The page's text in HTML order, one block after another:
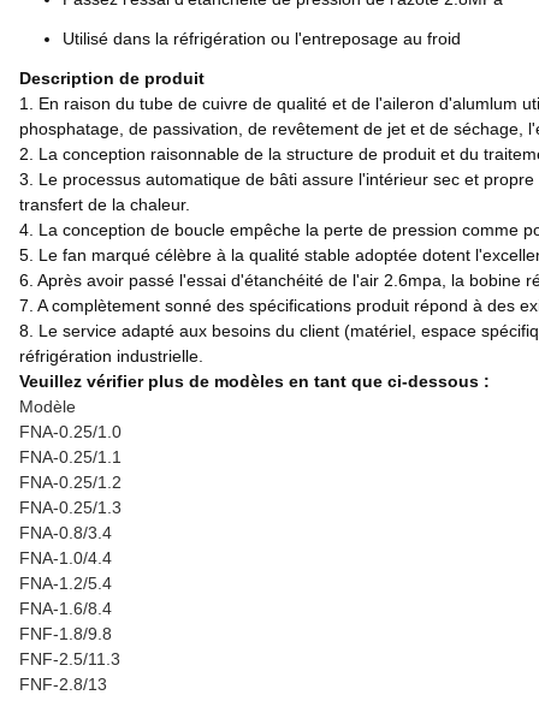
Utilisé dans la réfrigération ou l'entreposage au froid
Description de produit
1. En raison du tube de cuivre de qualité et de l'aileron d'alumlum
phosphatage, de passivation, de revêtement de jet et de
2. La conception raisonnable de la structure de produit et du
3. Le processus automatique de bâti assure l'intérieur sec et
transfert de la chaleur.
4. La conception de boucle empêche la perte de pression comme
5. Le fan marqué célèbre à la qualité stable adoptée dotent
6. Après avoir passé l'essai d'étanchéité de l'air 2.6mpa, la bobine
7. A complètement sonné des spécifications produit répond à des
8. Le service adapté aux besoins du client (matériel, espace
réfrigération industrielle.
Veuillez vérifier plus de modèles en tant que ci-dessous :
Modèle
FNA-0.25/1.0
FNA-0.25/1.1
FNA-0.25/1.2
FNA-0.25/1.3
FNA-0.8/3.4
FNA-1.0/4.4
FNA-1.2/5.4
FNA-1.6/8.4
FNF-1.8/9.8
FNF-2.5/11.3
FNF-2.8/13